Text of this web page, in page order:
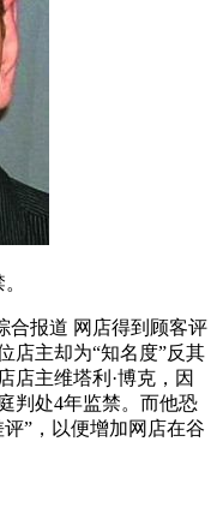
报道 网店得到顾客评
店主却为“知名度”反其
店主维塔利·博克，因
判处4年监禁。而他恐
”，以便增加网店在谷